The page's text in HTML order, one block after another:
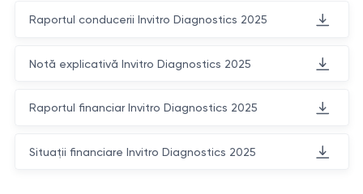
Raportul conducerii Invitro Diagnostics 2025
Notă explicativă Invitro Diagnostics 2025
Raportul financiar Invitro Diagnostics 2025
Situații financiare Invitro Diagnostics 2025